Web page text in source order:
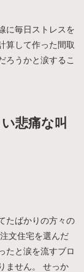
に毎日ストレスを
算して作った間取
ろうかと涙するこ
悲痛な叫
たばかりの方々の
文住宅を選んだ
たと涙を流すブロ
ません。 せっか